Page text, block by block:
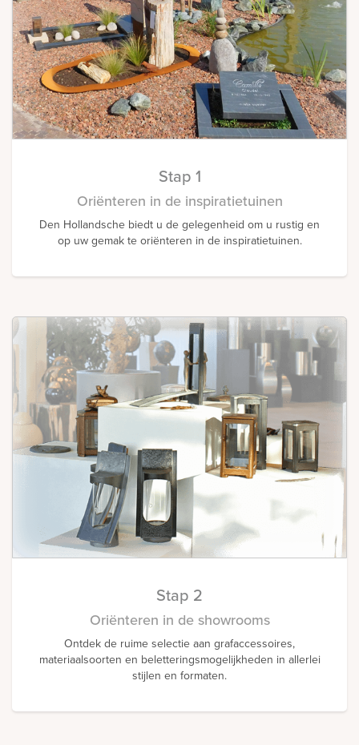
Stap 1
Oriënteren in de inspiratietuinen
Den Hollandsche biedt u de gelegenheid om u rustig en
op uw gemak te oriënteren in de inspiratietuinen.
Stap 2
Oriënteren in de showrooms
Ontdek de ruime selectie aan grafaccessoires,
materiaalsoorten en beletteringsmogelijkheden in allerlei
stijlen en formaten.